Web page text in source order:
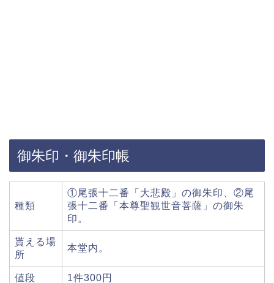
御朱印・御朱印帳
種類
①尾張十二番「大悲殿」の御朱印、②尾
張十二番「本尊聖観世音菩薩」の御朱
印。
貰える場
所
本堂内。
値段 1件300円